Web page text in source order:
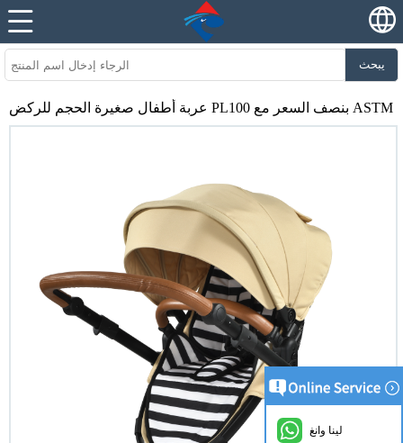
يبحث
عربة أطفال صغيرة الحجم للركض PL100 بنصف السعر مع ASTM
لينا وانغ